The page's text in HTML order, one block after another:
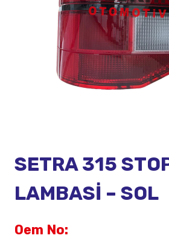
SETRA 315
LAMBASİ – SOL
Oem No: